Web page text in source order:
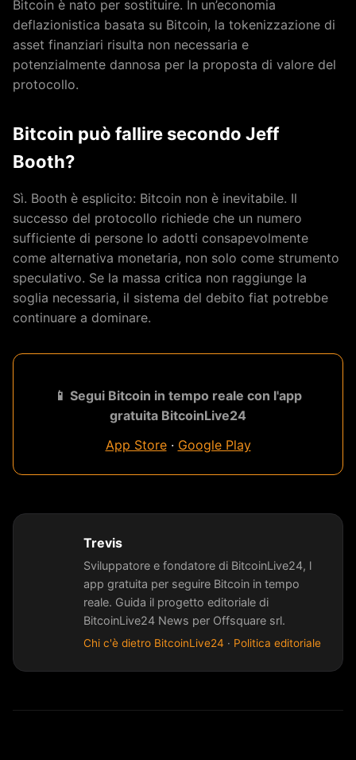
Bitcoin è nato per sostituire. In un’economia
deflazionistica basata su Bitcoin, la tokenizzazione di
asset finanziari risulta non necessaria e
potenzialmente dannosa per la proposta di valore del
protocollo.
Bitcoin può fallire secondo Jeff
Booth?
Sì. Booth è esplicito: Bitcoin non è inevitabile. Il
successo del protocollo richiede che un numero
sufficiente di persone lo adotti consapevolmente
come alternativa monetaria, non solo come strumento
speculativo. Se la massa critica non raggiunge la
soglia necessaria, il sistema del debito fiat potrebbe
continuare a dominare.
📱 Segui Bitcoin in tempo reale con l'app
gratuita BitcoinLive24
App Store· Google Play
Trevis
Sviluppatore e fondatore di BitcoinLive24, l
app gratuita per seguire Bitcoin in tempo
reale. Guida il progetto editoriale di
BitcoinLive24 News per Offsquare srl.
Chi c'è dietro BitcoinLive24 · Politica editoriale